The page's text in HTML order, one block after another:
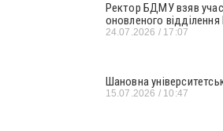
Ректор БДМУ взяв
оновленого
24.07.2026 17:07
Шановна
15.07.2026 10:47